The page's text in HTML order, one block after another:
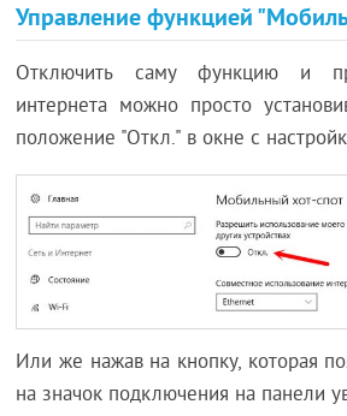
Управление функцией
Отключить саму функцию и
интернета можно просто
положение "Откл." в окне с
Или же нажав на кнопку, которая
на значок подключения на панели